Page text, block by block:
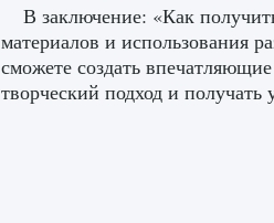
В заключение: «Как
материалов и использования
сможете создать
творческий подход и получать